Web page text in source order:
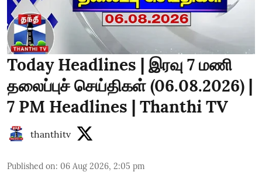
Today Headlines | இரவு 7 மணி
தலைப்புச் செய்திகள் (06.08.2026) |
7 PM Headlines | Thanthi TV
thanthitv
Published on: 06 Aug 2026, 2:05 pm